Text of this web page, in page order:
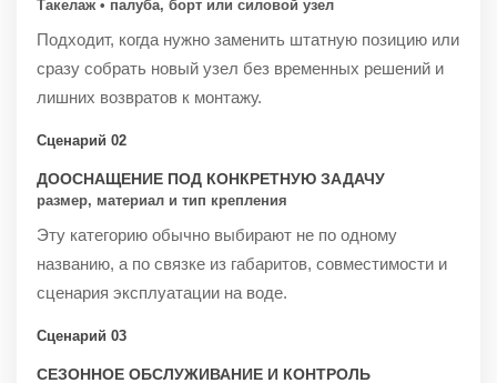
Такелаж • палуба, борт или силовой узел
Подходит, когда нужно заменить штатную позицию или
сразу собрать новый узел без временных решений и
лишних возвратов к монтажу.
Сценарий 02
ДООСНАЩЕНИЕ ПОД КОНКРЕТНУЮ ЗАДАЧУ
размер, материал и тип крепления
Эту категорию обычно выбирают не по одному
названию, а по связке из габаритов, совместимости и
сценария эксплуатации на воде.
Сценарий 03
СЕЗОННОЕ ОБСЛУЖИВАНИЕ И КОНТРОЛЬ